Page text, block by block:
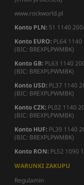
www.rockworld.pl
Konto PLN: 51 1140
Konto EURO: PL64
(BIC: BREXPLPWMBK)
Konto GB: PL63 1140
(BIC: BREXPLPWMBK)
Konto USD: PL37 1140
(BIC: BREXPLPWMBK)
Konto CZK: PL02 1140
(BIC: BREXPLPWMBK)
Konto HUF: PL39 1140
(BIC: BREXPLPWMBK)
Konto RON: PL52 1090
WARUNKI ZAKUPU
Regulamin